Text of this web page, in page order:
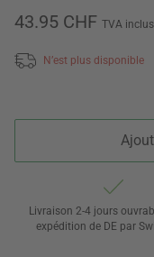
43.95 CHF TVA
N’est plus disponible
Livraison 2-4 jours
expédition de DE par